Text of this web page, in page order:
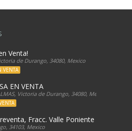
Venta!
de Durango, 34080, Mexico
VENTA
EN VENTA
Victoria de Durango, 34080, Mexico
Fracc. Valle Poniente
34103, Mexico